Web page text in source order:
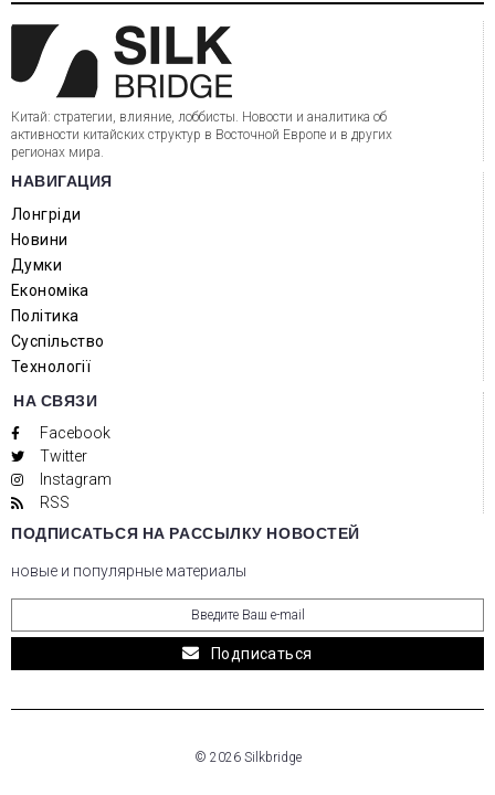
Китай: стратегии, влияние, лоббисты. Новости и аналитика об
активности китайских структур в Восточной Европе и в других
регионах мира.
НАВИГАЦИЯ
Лонгріди
Новини
Думки
Економіка
Політика
Суспільство
Технології
НА СВЯЗИ
Facebook
Twitter
Instagram
RSS
ПОДПИСАТЬСЯ НА РАССЫЛКУ НОВОСТЕЙ
новые и популярные материалы
Подписаться
© 2026 Silkbridge